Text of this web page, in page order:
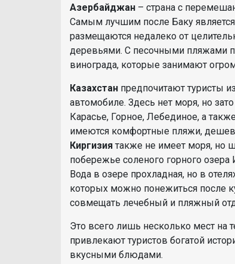
Азербайджан – страна с
Самым лучшим после Баку является
размещаются недалеко от
деревьями. С песочными пляжами
винограда, которые занимают
Казахстан предпочитают туристы
автомобиле. Здесь нет моря, но
Карасье, Горное, Лебединое, а
имеются комфортные пляжи,
Киргизия также не имеет моря, но
побережье соленого горного
Вода в озере прохладная, но в
которых можно понежиться после
совмещать лечебный и пляжный
Это всего лишь несколько мест на
привлекают туристов богатой
вкусными блюдами.